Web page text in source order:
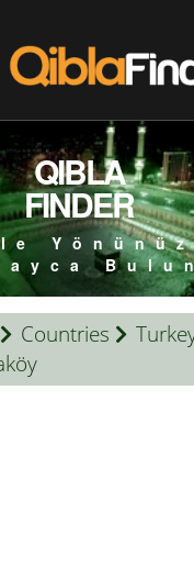
QIBLA
FINDER
Countries